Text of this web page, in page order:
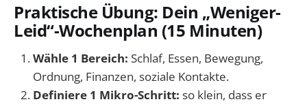
Praktische Übung: Dein „Weniger-
Leid“-Wochenplan (15 Minuten)
Wähle 1 Bereich: Schlaf, Essen, Bewegung,
Ordnung, Finanzen, soziale Kontakte.
Definiere 1 Mikro-Schritt: so klein, dass er